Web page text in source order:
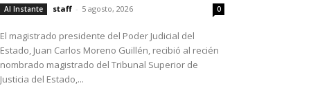
Al Instante staff - 5 agosto, 2026 0
El magistrado presidente del Poder Judicial del
Estado, Juan Carlos Moreno Guillén, recibió al recién
nombrado magistrado del Tribunal Superior de
Justicia del Estado,...